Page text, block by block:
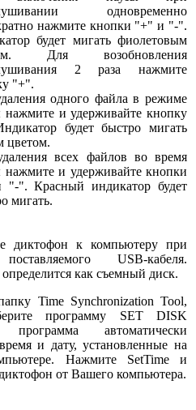
одновременно
нажмите кнопки "+" и "-".
будет мигать фиолетовым
Для возобновления
2 раза нажмите
"+".
одного файла в режиме
нажмите и удерживайте кнопку
будет быстро мигать
цветом.
всех файлов во время
нажмите и удерживайте кнопки
". Красный индикатор будет
мигать.
диктофон к компьютеру при
USB-кабеля.
как съемный диск.
Time Synchronization Tool,
программу SET DISK
программа автоматически
и дату, установленные на
Нажмите SetTime и
от Вашего компьютера.